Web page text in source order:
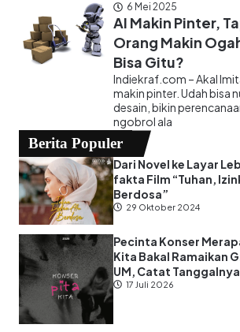
6 Mei 2025
AI Makin Pinter,
Orang Makin
Bisa Gitu?
Indiekraf.com – Akal
makin pinter. Udah bisa
desain, bikin
ngobrol ala
Berita Populer
Dari Novel ke Layar
fakta Film “Tuhan,
Berdosa”
29 Oktober 2024
Pecinta Konser
Kita Bakal Ramaikan
UM, Catat
17 Juli 2026